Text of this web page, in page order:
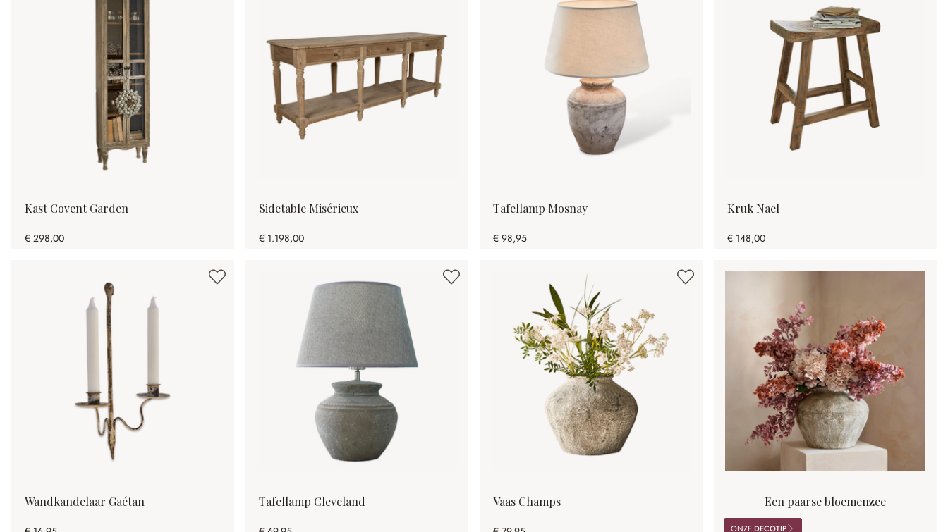
Kast Covent Garden
€ 298,00
Sidetable Misérieux
€ 1.198,00
Tafellamp Mosnay
€ 98,95
Kruk Nael
€ 148,00
Wandkandelaar Gaétan Tafellamp Cleveland Vaas Champs
ONZEDECOTIP
Een paarse bloemenzee